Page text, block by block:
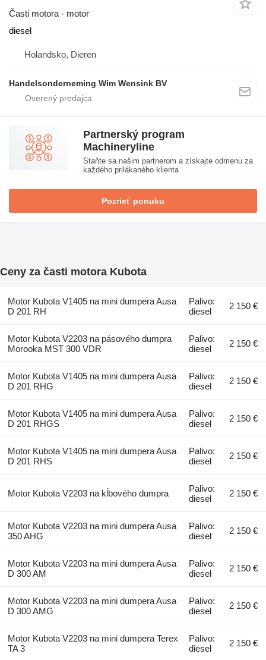
Časti motora - motor
diesel
Holandsko, Dieren
Handelsonderneming Wim Wensink BV
Partnerský program
Machineryline
Staňte sa našim partnerom a získajte odmenu za
každého prilákaného klienta
Pozrieť ponuku
Ceny za časti motora Kubota
Motor Kubota V1405 na mini dumpera Ausa
D 201 RH
Palivo:
diesel
2 150 €
Motor Kubota V2203 na pásového dumpra
Morooka MST 300 VDR
Palivo:
diesel
2 150 €
Motor Kubota V1405 na mini dumpera Ausa
D 201 RHG
Palivo:
diesel
2 150 €
Motor Kubota V1405 na mini dumpera Ausa
D 201 RHGS
Palivo:
diesel
2 150 €
Motor Kubota V1405 na mini dumpera Ausa
D 201 RHS
Palivo:
diesel
2 150 €
Motor Kubota V2203 na kĺbového dumpra
Palivo:
diesel
2 150 €
Motor Kubota V2203 na mini dumpera Ausa
350 AHG
Palivo:
diesel
2 150 €
Motor Kubota V2203 na mini dumpera Ausa
D 300 AM
Palivo:
diesel
2 150 €
Motor Kubota V2203 na mini dumpera Ausa
D 300 AMG
Palivo:
diesel
2 150 €
Motor Kubota V2203 na mini dumpera Terex
TA 3
Palivo:
diesel
2 150 €